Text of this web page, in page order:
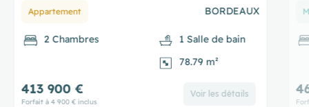
Appartement BORDEAUX
2 Chambres
1 Salle de bain
78.79 m²
413 900 €
Forfait à 4 900 € inclus
Voir les détails